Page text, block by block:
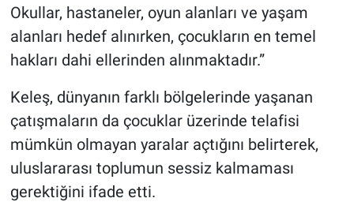
Okullar, hastaneler, oyun alanları ve yaşam
alanları hedef alınırken, çocukların en temel
hakları dahi ellerinden alınmaktadır.”
Keleş, dünyanın farklı bölgelerinde yaşanan
çatışmaların da çocuklar üzerinde telafisi
mümkün olmayan yaralar açtığını belirterek,
uluslararası toplumun sessiz kalmaması
gerektiğini ifade etti.